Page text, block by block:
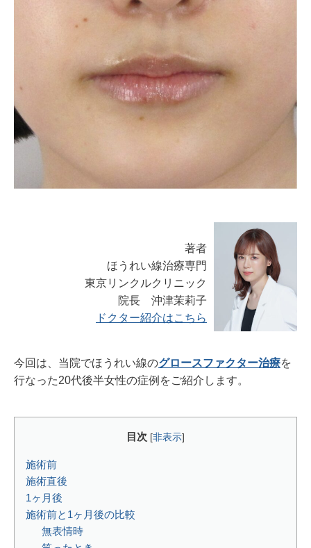
著者
ほうれい線治療専門
東京リンクルクリニック
院長 沖津茉莉子
ドクター紹介はこちら
今回は、当院でほうれい線のグロースファクター治療を
行なった20代後半女性の症例をご紹介します。
目次 [非表示]
施術前
施術直後
1ヶ月後
施術前と1ヶ月後の比較
無表情時